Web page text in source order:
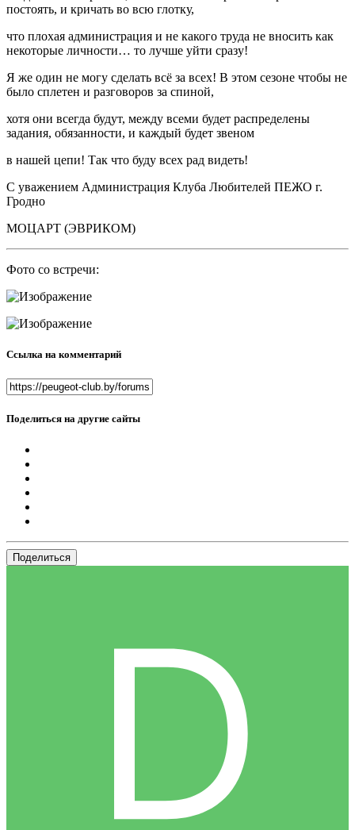
постоять, и кричать во всю глотку,
что плохая администрация и не какого труда не вносить как
некоторые личности… то лучше уйти сразу!
Я же один не могу сделать всё за всех! В этом сезоне чтобы не
было сплетен и разговоров за спиной,
хотя они всегда будут, между всеми будет распределены
задания, обязанности, и каждый будет звеном
в нашей цепи! Так что буду всех рад видеть!
С уважением Администрация Клуба Любителей ПЕЖО г.
Гродно
МОЦАРТ (ЭВРИКОМ)
Фото со встречи:
Ссылка на комментарий
Поделиться на другие сайты
Поделиться